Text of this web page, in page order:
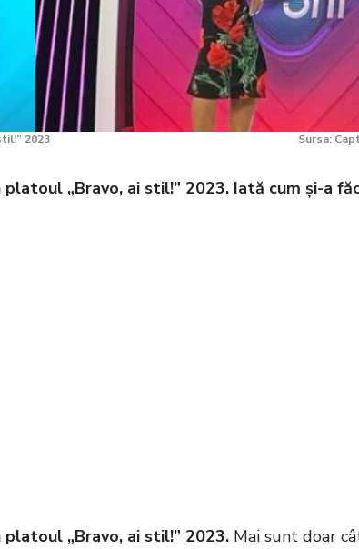
2023 Sursa:
„Bravo, ai stil!” 2023. Iată cum și-a
„Bravo, ai stil!” 2023. Mai sunt doar